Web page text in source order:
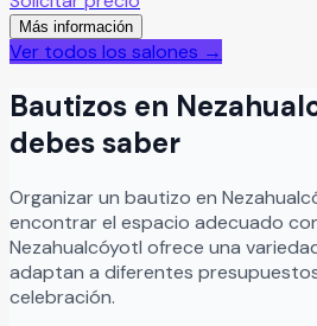
Constituyentes, 12 puntos de
cocina equipada y amplios baños.
Más información
Ver todos los salones →
Bautizos en
debes saber
Organizarun bautizo en
encontrar el espacio adecuado
Nezahualcóyotl ofrece una
adaptan a diferentes
celebración.